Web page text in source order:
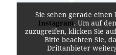
Sie sehen gerade
Instagram. Um auf
zuzugreifen, klicken Sie
Bitte beachten Sie,
Drittanbieter